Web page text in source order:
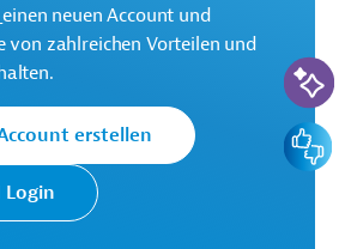
dieser Meldung (und etwaig
liegen hier nicht vor. Interne
bitte bei Rückfragen bei
Invest angeben!
(3)
einen neuen Account und
von zahlreichen Vorteilen und
erstellen
Login
KI-